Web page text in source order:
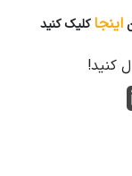
اینجاکلیک کنید
کنید!